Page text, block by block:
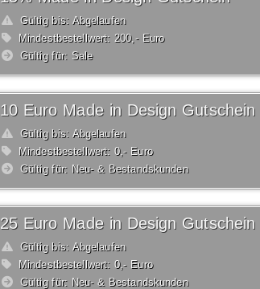
Gültig bis: Abgelaufen
Mindestbestellwert: 200,- Euro
Gültig für: Sale
10 Euro Made in Design Gutschein
Gültig bis: Abgelaufen
Mindestbestellwert: 0,- Euro
Gültig für: Neu- & Bestandskunden
25 Euro Made in Design Gutschein
Gültig bis: Abgelaufen
Mindestbestellwert: 0,- Euro
Gültig für: Neu- & Bestandskunden